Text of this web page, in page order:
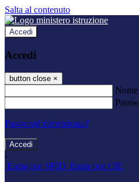
Salta al contenuto
Accedi
Accedi
button close ×
Password dimenticata?
-
Entra con SPID Entra con CIE